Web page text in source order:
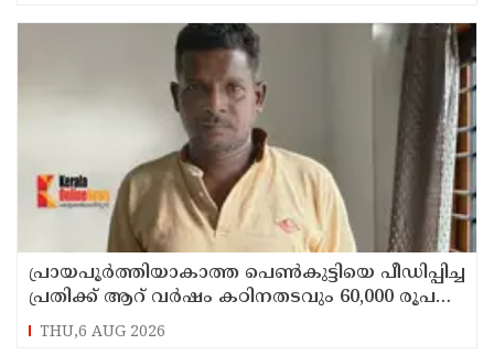
പ്രായപൂര്‍ത്തിയാകാത്ത പെണ്‍കുട്ടിയെ പീഡിപ്പിച്ച
പ്രതിക്ക് ആറ് വര്‍ഷം കഠിനതടവും 60,000 രൂപ
പിഴയും
THU,6 AUG 2026